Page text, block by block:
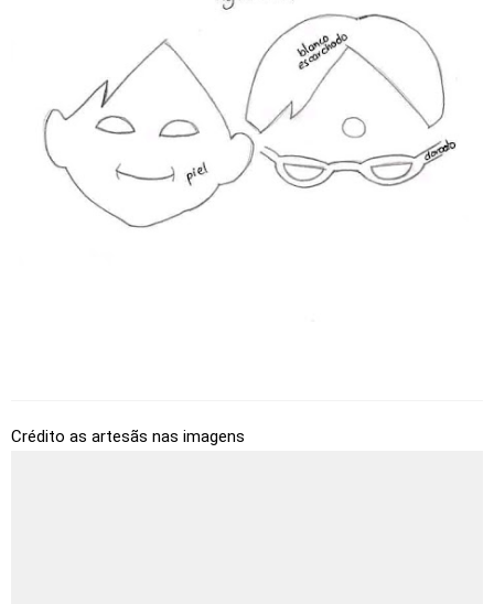
Crédito as artesãs nas imagens